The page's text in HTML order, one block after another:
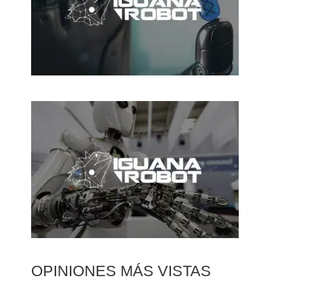
OPINIONES MÁS VISTAS